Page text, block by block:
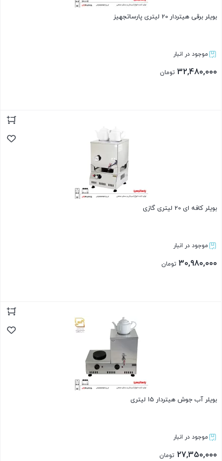
بویلر برقی هیتردار 20 لیتری پارساتجهیز
موجود در انبار
32,480,000 تومان
بویلر کافه ای 20 لیتری گازی
موجود در انبار
30,980,000 تومان
بویلر آب جوش هیتردار 15 لیتری
موجود در انبار
27,350,000 تومان